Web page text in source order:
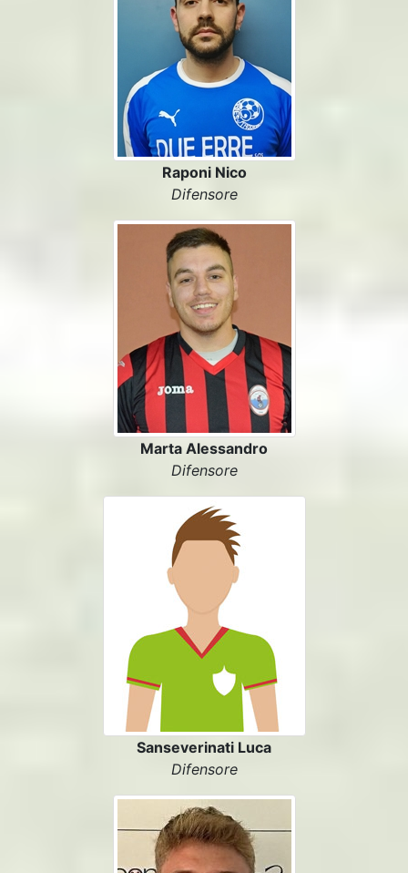
Raponi Nico
Difensore
Marta Alessandro
Difensore
Sanseverinati Luca
Difensore